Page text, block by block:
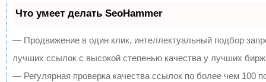
Что умеет делать SeoHammer
— Продвижение в один клик, интеллектуальный подбор
лучших ссылок с высокой степенью качества у лучших
— Регулярная проверка качества ссылок по более чем 100